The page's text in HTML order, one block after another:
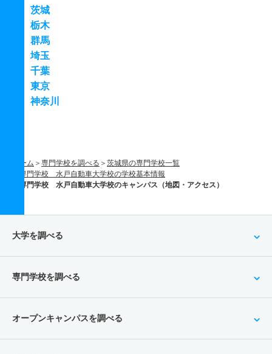
茨城
栃木
群馬
埼玉
千葉
東京
神奈川
ホーム 専門学校を調べる
茨城県の専門学校一覧
専門学校 水戸自動車大学校の学校基本情報
専門学校 水戸自動車大学校のキャンパス（地図・アクセス）
大学を調べる
専門学校を調べる
オープンキャンパスを調べる